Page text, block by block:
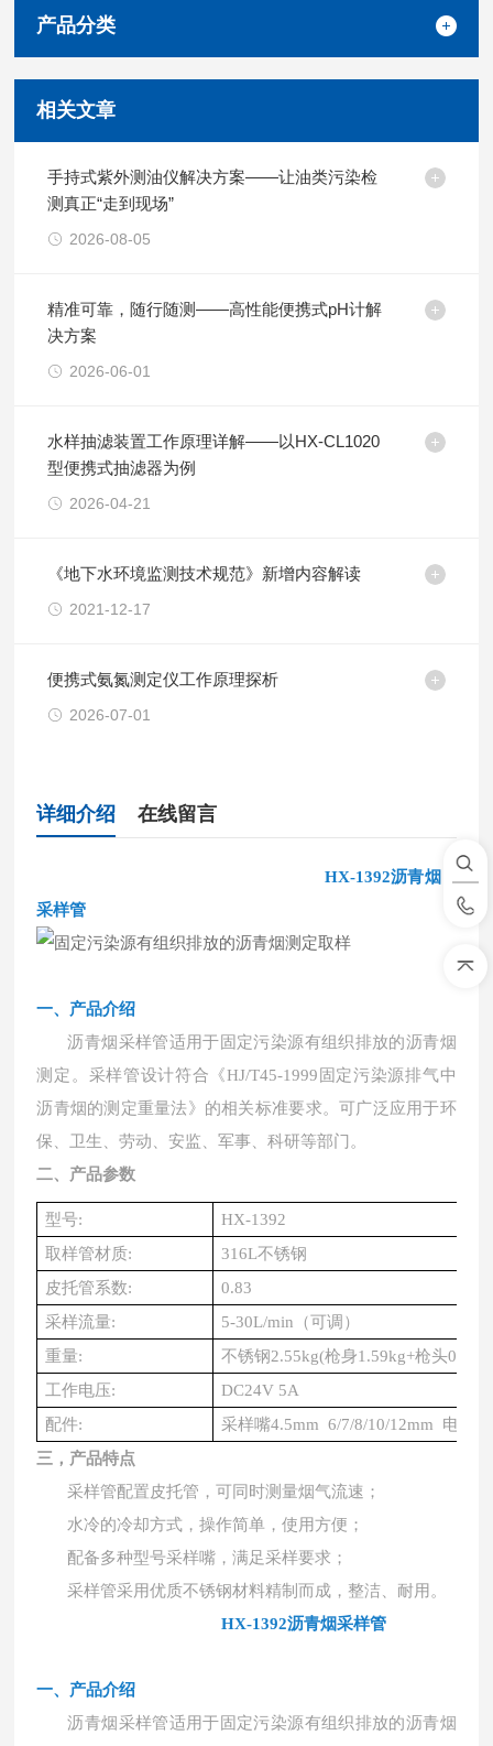
产品分类
相关文章
手持式紫外测油仪解决方案——让油类污染检
测真正“走到现场”
2026-08-05
精准可靠，随行随测——高性能便携式pH计解
决方案
2026-06-01
水样抽滤装置工作原理详解——以HX-CL1020
型便携式抽滤器为例
2026-04-21
《地下水环境监测技术规范》新增内容解读
2021-12-17
便携式氨氮测定仪工作原理探析
2026-07-01
详细介绍 在线留言
HX-1392沥青烟
采样管
一、产品介绍
沥青烟采样管适用于固定污染源有组织排放的沥青烟
测定。采样管设计符合《HJ/T45-1999固定污染源排气中
沥青烟的测定重量法》的相关标准要求。可广泛应用于环
保、卫生、劳动、安监、军事、科研等部门。
二、产品参数
型号:
HX-1392
取样管材质:
316L不锈钢
皮托管系数:
0.83
采样流量:
5-30L/min（可调）
重量: 不锈钢2.55kg(枪身1.59kg+枪头
工作电压:
DC24V 5A
配件: 采样嘴4.5mm 6/7/8/10/12mm 电源
三，产品特点
采样管配置皮托管，可同时测量烟气流速；
水冷的冷却方式，操作简单，使用方便；
配备多种型号采样嘴，满足采样要求；
采样管采用优质不锈钢材料精制而成，整洁、耐用。
HX-1392沥青烟采样管
一、产品介绍
沥青烟采样管适用于固定污染源有组织排放的沥青烟